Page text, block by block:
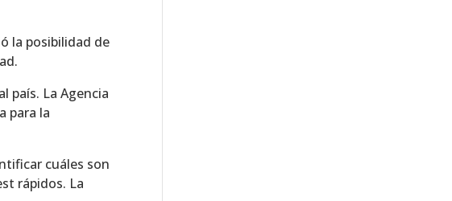
la posibilidad de
país. La Agencia
para la
cuáles son
rápidos. La